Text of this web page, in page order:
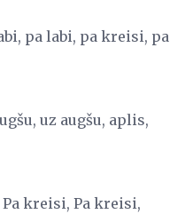
pa labi, pa kreisi, pa
uz augšu, aplis,
kreisi, Pa kreisi,